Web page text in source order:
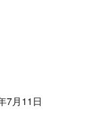
7月11日